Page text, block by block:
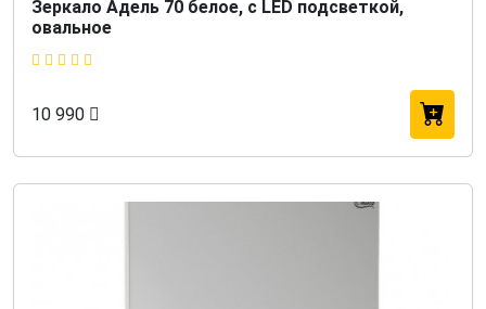
Зеркало Адель 70 белое, с LED подсветкой,
овальное
10 990